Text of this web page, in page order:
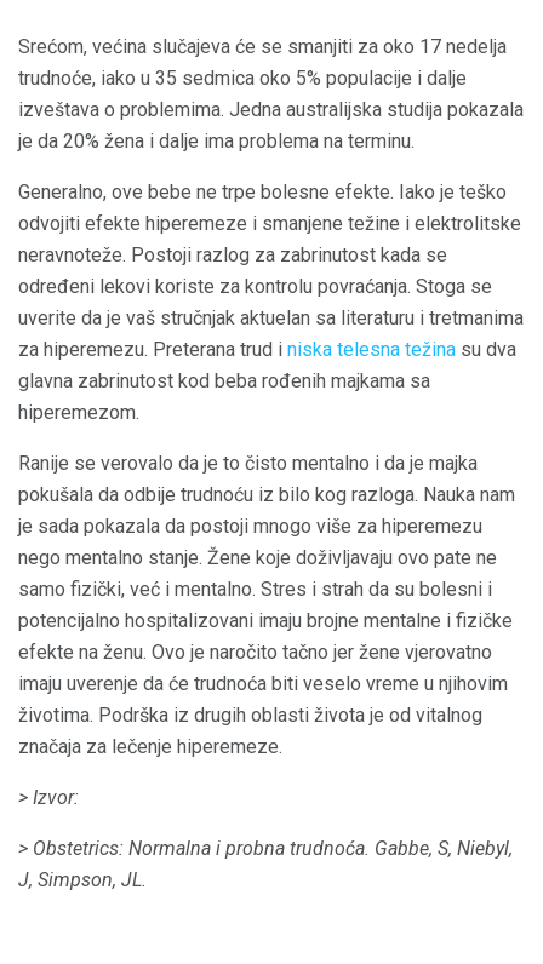
Srećom, većina slučajeva će se smanjiti za oko 17 nedelja
trudnoće, iako u 35 sedmica oko 5% populacije i dalje
izveštava o problemima. Jedna australijska studija pokazala
je da 20% žena i dalje ima problema na terminu.
Generalno, ove bebe ne trpe bolesne efekte. Iako je teško
odvojiti efekte hiperemeze i smanjene težine i elektrolitske
neravnoteže. Postoji razlog za zabrinutost kada se
određeni lekovi koriste za kontrolu povraćanja. Stoga se
uverite da je vaš stručnjak aktuelan sa literaturu i tretmanima
za hiperemezu. Preterana trud i niska telesna težina su dva
glavna zabrinutost kod beba rođenih majkama sa
hiperemezom.
Ranije se verovalo da je to čisto mentalno i da je majka
pokušala da odbije trudnoću iz bilo kog razloga. Nauka nam
je sada pokazala da postoji mnogo više za hiperemezu
nego mentalno stanje. Žene koje doživljavaju ovo pate ne
samo fizički, već i mentalno. Stres i strah da su bolesni i
potencijalno hospitalizovani imaju brojne mentalne i fizičke
efekte na ženu. Ovo je naročito tačno jer žene vjerovatno
imaju uverenje da će trudnoća biti veselo vreme u njihovim
životima. Podrška iz drugih oblasti života je od vitalnog
značaja za lečenje hiperemeze.
> Izvor:
> Obstetrics: Normalna i probna trudnoća. Gabbe, S, Niebyl,
J, Simpson, JL.